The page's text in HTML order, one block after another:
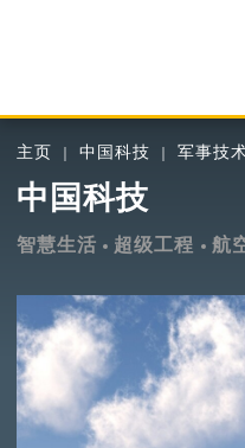
主页 中国科技 军事技
中国科技
智慧生活 超级工程 航